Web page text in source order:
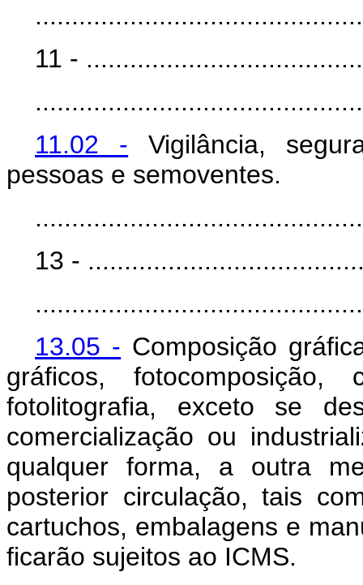
11 -
11.02 - Vigilância,
pessoas e semoventes.
13 -
13.05 - Composição
gráficos,
fotolitografia, exceto se
comercialização ou
qualquer forma, a outra
posterior circulação, tais
cartuchos, embalagens e
ficarão sujeitos ao ICMS.